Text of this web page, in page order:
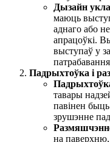
Дызайн
маюць
аднаго або
апрацоўкі.
выступаў у
Падрыхтоўка і
тавары
павінен
зрушэнне
на паверхню,